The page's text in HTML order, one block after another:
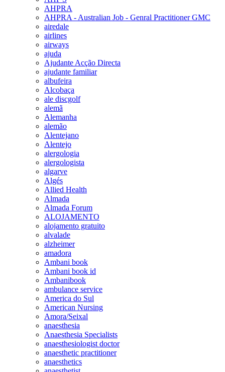
AHPRA
AHPRA - Australian Job - Genral Practitioner GMC
airedale
airlines
airways
ajuda
Ajudante Acção Directa
ajudante familiar
albufeira
Alcobaça
ale discgolf
alemã
Alemanha
alemão
Alentejano
Alentejo
alergologia
alergologista
algarve
Algés
Allied Health
Almada
Almada Forum
ALOJAMENTO
alojamento gratuito
alvalade
alzheimer
amadora
Ambani book
Ambani book id
Ambanibook
ambulance service
America do Sul
American Nursing
Amora/Seixal
anaesthesia
Anaesthesia Specialists
anaesthesiologist doctor
anaesthetic practitioner
anaesthetics